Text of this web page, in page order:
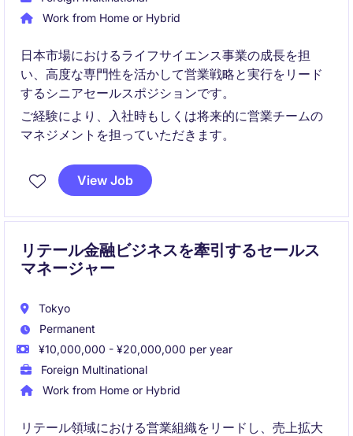
Work from Home or Hybrid
日本市場におけるライフサイエンス事業の成長を担
い、高度な専門性を活かして営業戦略と実行をリード
するシニアセールスポジションです。
ご経験により、入社時もしくは将来的に営業チームの
マネジメントを担っていただきます。
View Job
リテール金融ビジネスを牽引するセールス
マネージャー
Tokyo
Permanent
¥10,000,000 - ¥20,000,000 per year
Foreign Multinational
Work from Home or Hybrid
リテール領域における営業組織をリードし、売上拡大